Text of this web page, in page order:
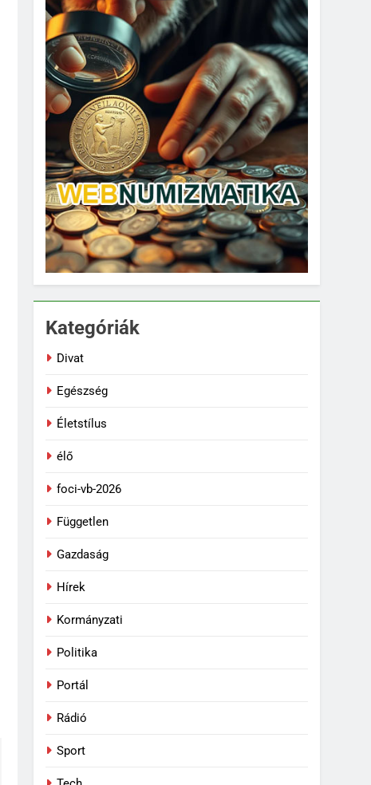
Kategóriák
Divat
Egészség
Életstílus
élő
foci-vb-2026
Független
Gazdaság
Hírek
Kormányzati
Politika
Portál
Rádió
Sport